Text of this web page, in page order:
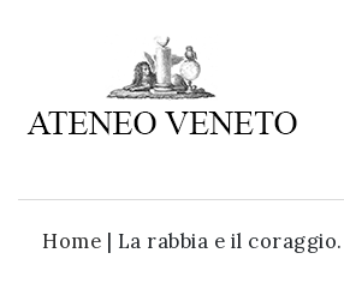
Home | La rabbia e il
Ateneo
è
cultura